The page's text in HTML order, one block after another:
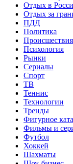
Отдых в
Отдых за
ПДД
Политика
Происшествия
Психология
Рынки
Сериалы
Спорт
ТВ
Теннис
Технологии
Тренды
Фигурное
Фильмы и
Футбол
Хоккей
Шахматы